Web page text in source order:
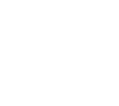
le vif de la performance,
performative ? Cette séance